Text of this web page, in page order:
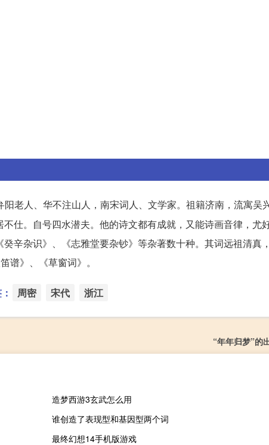
老人、华不注山人，南宋词人、文学家。祖籍济南，流寓吴
仕。自号四水潜夫。他的诗文都有成就，又能诗画音律，尤
辛杂识》、《志雅堂要杂钞》等杂著数十种。其词远祖清真
谱》、《草窗词》。
周密 宋代 浙江
“年年归梦”的
造梦西游3玄武怎么用
谁创造了表现型和基因型两个词
最终幻想14手机版游戏